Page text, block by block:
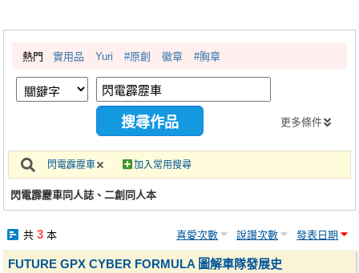
繪圖藝廊
交流中心
攤位轉讓區
會員中心
註冊會員
熱門 實用品 Yuri #原創 徽章 #胸章
更多條件
閃電霹靂車 加入常用搜尋
閃電霹靂車同人誌、二創同人本
共 3本 喜愛次數 說讚次數 發表日期
FUTURE GPX CYBER FORMULA 圖解車隊發展史